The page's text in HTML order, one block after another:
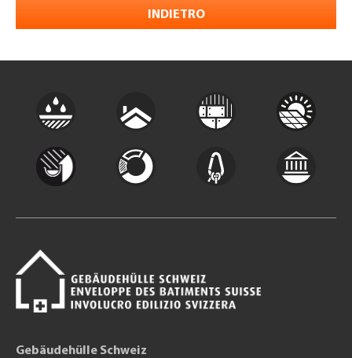
INDIETRO
Gebäudehülle Schweiz